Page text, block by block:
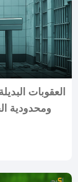
العقوبات
ومحدودية